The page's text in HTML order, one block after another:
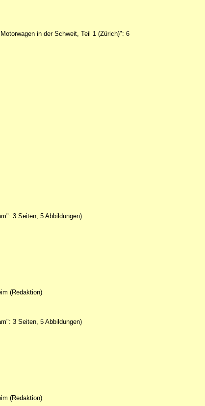
in der Schweit, Teil 1 (Zürich)": 6
3 Seiten, 5 Abbildungen)
(Redaktion)
3 Seiten, 5 Abbildungen)
(Redaktion)